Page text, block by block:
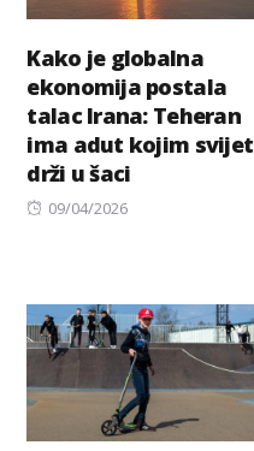
Kako je globalna
ekonomija postala
talac Irana: Teheran
ima adut kojim svijet
drži u šaci
Posted
09/04/2026